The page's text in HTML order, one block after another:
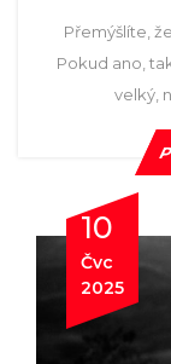
Přemýšlíte,
Pokud ano,
velký,
10
Čvc
2025